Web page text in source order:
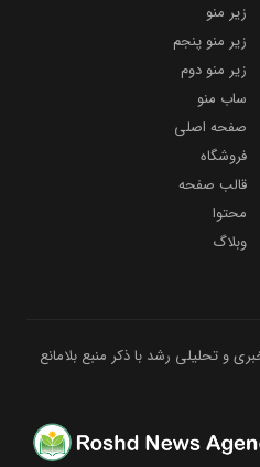
زیر منو
زیر منو پنجم
زیر منو دوم
ساب منو
صفحه اصلی
فروشگاه
قالب صفحه
محتوا
وبلاگ
و تحلیلی رشد با ذکر منبع بلامانع